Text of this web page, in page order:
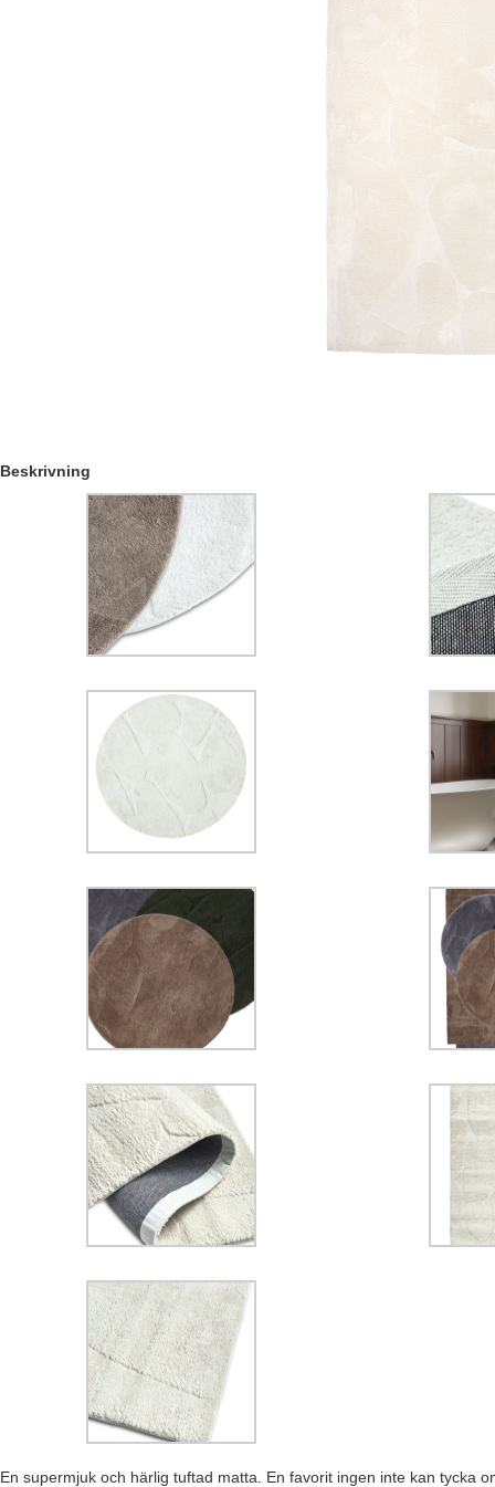
Beskrivning
En supermjuk och härlig tuftad matta. En favorit ingen inte kan tycka